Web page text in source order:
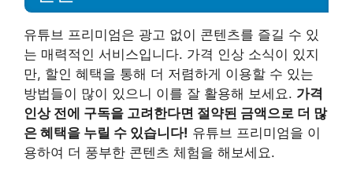
유튜브 프리미엄은 광고 없이 콘텐츠를 즐길 수 있
는 매력적인 서비스입니다. 가격 인상 소식이 있지
만, 할인 혜택을 통해 더 저렴하게 이용할 수 있는
방법들이 많이 있으니 이를 잘 활용해 보세요. 가격
인상 전에 구독을 고려한다면 절약된 금액으로 더 많
은 혜택을 누릴 수 있습니다! 유튜브 프리미엄을 이
용하여 더 풍부한 콘텐츠 체험을 해보세요.